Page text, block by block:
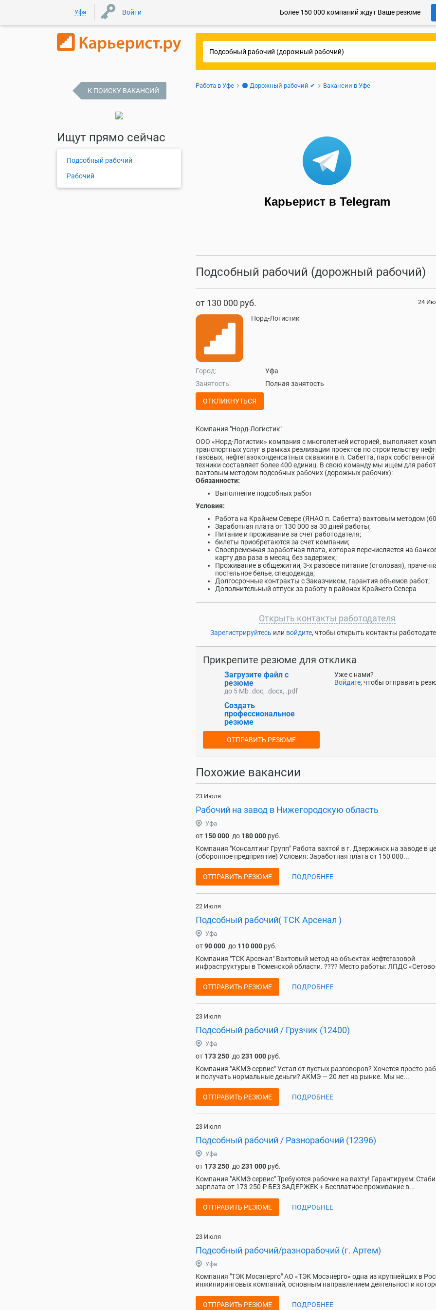
Уфа Войти Более 150 000 компаний ждут Ваше резюме
Работа в Уфе ⚫ Дорожный рабочий ✔ Вакансии в Уфе
Карьерист в Telegram
Подсобный рабочий (дорожный рабочий)
24
от 130 000 руб.
Норд-Логистик
Город:
Уфа
Занятость:
Полная занятость
ОТКЛИКНУТЬСЯ
Компания "Норд-Логистик"
ООО «Норд-Логистик» компания с многолетней историей, выполняет
транспортных услуг в рамках реализации проектов по строительству
газовых, нефтегазоконденсатных скважин в п. Сабетта, парк собственной
техники составляет более 400 единиц. В свою команду мы ищем для
вахтовым методом подсобных рабочих (дорожных рабочих):
Обязанности:
Выполнение подсобных работ
Условия:
Работа на Крайнем Севере (ЯНАО п. Сабетта) вахтовым методом
Заработная плата от 130 000 за 30 дней работы;
Питание и проживание за счет работодателя;
билеты приобретаются за счет компании;
Своевременная заработная плата, которая перечисляется на
карту два раза в месяц, без задержек;
Проживание в общежитии, 3-х разовое питание (столовая),
постельное белье, спецодежда;
Долгосрочные контракты с Заказчиком, гарантия объемов работ;
Дополнительный отпуск за работу в районах Крайнего Севера
Открыть контакты работодателя
Зарегистрируйтесь или войдите, чтобы открыть контакты
Прикрепите резюме для отклика
Загрузите файл с
резюме
до 5 Mb .doc, .docx, .pdf
Создать
профессиональное
резюме
ОТПРАВИТЬ РЕЗЮМЕ
Уже с нами?
Войдите, чтобы отправить
Похожие вакансии
23 Июля
Рабочий на завод в Нижегородскую область
Уфа
от 150 000 до 180 000 руб.
Компания "Консалтинг Групп" Работа вахтой в г. Дзержинск на заводе в
(оборонное предприятие) Условия: Заработная плата от 150 000...
ОТПРАВИТЬ РЕЗЮМЕ ПОДРОБНЕЕ
22 Июля
Подсобный рабочий( ТСК Арсенал )
Уфа
от90 000 до 110 000 руб.
Компания "ТСК Арсенал" Вахтовый метод на объектах нефтегазовой
инфраструктуры в Тюменской области. ???? Место работы: ЛПДС
ОТПРАВИТЬ РЕЗЮМЕ ПОДРОБНЕЕ
23 Июля
Подсобный рабочий / Грузчик (12400)
Уфа
от 173 250 до231 000 руб.
Компания "АКМЭ сервис" Устал от пустых разговоров? Хочется просто
и получать нормальные деньги? АКМЭ — 20 лет на рынке. Мы не...
ОТПРАВИТЬ РЕЗЮМЕ ПОДРОБНЕЕ
23 Июля
Подсобный рабочий / Разнорабочий (12396)
Уфа
от 173 250 до231 000 руб.
Компания "АКМЭ сервис" Требуются рабочие на вахту! Гарантируем:
зарплата от 173 250 ₽ БЕЗ ЗАДЕРЖЕК + Бесплатное проживание в...
ОТПРАВИТЬ РЕЗЮМЕ ПОДРОБНЕЕ
23 Июля
Подсобный рабочий/разнорабочий (г. Артем)
Уфа
Компания "ТЭК Мосэнерго" АО «ТЭК Мосэнерго» одна из крупнейших в
инжиниринговых компаний, основным направлением деятельности
ОТПРАВИТЬ РЕЗЮМЕ ПОДРОБНЕЕ
К ПОИСКУ ВАКАНСИЙ
Ищут прямо сейчас
Подсобный рабочий
Рабочий